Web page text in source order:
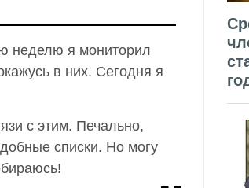
неделю я мониторил
в них. Сегодня я
с этим. Печально,
списки. Но могу